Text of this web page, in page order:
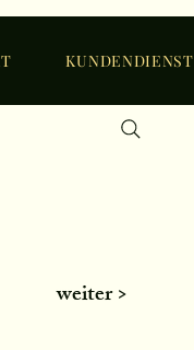
KUNDENDIENST
weiter >